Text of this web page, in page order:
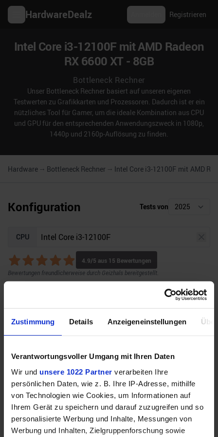
Zustimmung Details Anzeigeneinstellungen
Verantwortungsvoller Umgang mit Ihren Daten
Wir und unsere 1022 Partner verarbeiten Ihre
persönlichen Daten, wie z. B. Ihre IP-Adresse, mithilfe
von Technologien wie Cookies, um Informationen auf
Ihrem Gerät zu speichern und darauf zuzugreifen und so
personalisierte Werbung und Inhalte, Messungen von
Werbung und Inhalten, Zielgruppenforschung sowie
HardwareDealz Registrieren
Intel Core i3-12100F mit AMD Radeon
RX 6600 XT - 8GB
Bottleneck Rechner
Unser Bottleneck Rechner basiert auf unseren eigenen
Testwerten zu Grafikkarten und Prozessoren. Dadurch ist er ein
nützliches Tool für Gamer, um die ideale Kombination aus CPU
und GPU für den entsprechenden Anwendungszweck in 1080p,
1440p und 2160p-Auflösung zu finden.
Hardware Bottleneck Rechner Intel Core i3-12100F mit AMD
Konfiguration Tests von
CPU
4.9/5 aus 15 Bewertungen
Bewertungen freundlicherweise durch Geizhals bereitgestellt.
Auflösung Raytracing
Unser Bottleneck Rechner befindet sich aktuell in
der Beta-Phase! Bugs und Fehler gerne bei uns auf
demDiscord melden. Vielen Dank!